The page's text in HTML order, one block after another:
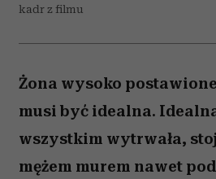
kadr z filmu
Żona wysoko
musi być idealna.
wszystkim wytrwała,
mężem murem nawet